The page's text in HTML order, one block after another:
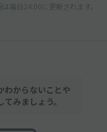
毎日24:00に更新されます。
わからないことや
みましょう。